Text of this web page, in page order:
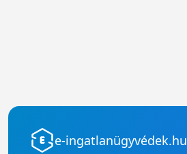
e-ingatlanügyvédek.hu